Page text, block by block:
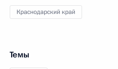
Краснодарский край
Темы